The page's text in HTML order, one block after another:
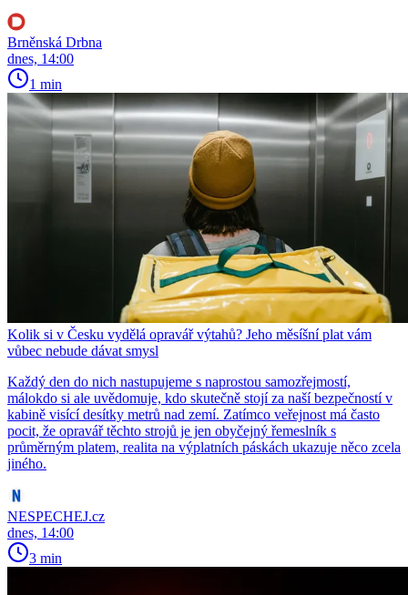
Brněnská Drbna
dnes, 14:00
1 min
Kolik si v Česku vydělá opravář výtahů? Jeho měsíšní plat vám
vůbec nebude dávat smysl
Každý den do nich nastupujeme s naprostou samozřejmostí,
málokdo si ale uvědomuje, kdo skutečně stojí za naší bezpečností v
kabině visící desítky metrů nad zemí. Zatímco veřejnost má často
pocit, že opravář těchto strojů je jen obyčejný řemeslník s
průměrným platem, realita na výplatních páskách ukazuje něco zcela
jiného.
NESPECHEJ.cz
dnes, 14:00
3 min